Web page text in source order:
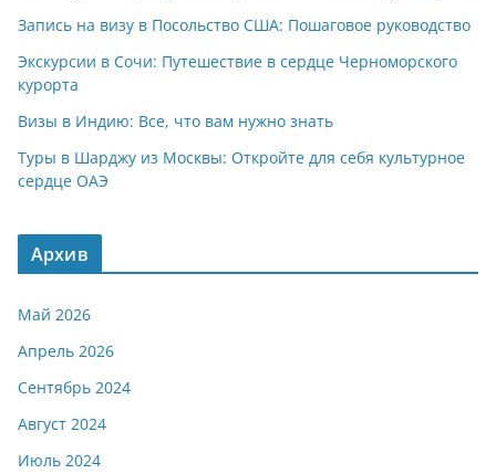
Запись на визу в Посольство США: Пошаговое руководство
Экскурсии в Сочи: Путешествие в сердце Черноморского
курорта
Визы в Индию: Все, что вам нужно знать
Туры в Шарджу из Москвы: Откройте для себя культурное
сердце ОАЭ
Архив
Май 2026
Апрель 2026
Сентябрь 2024
Август 2024
Июль 2024